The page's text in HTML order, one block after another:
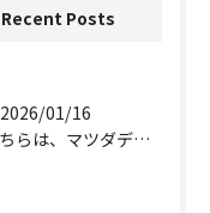
Recent Posts
2026/01/16
こちらは、マツダデミオのゲートのルーフスポイラーで、経年劣化...